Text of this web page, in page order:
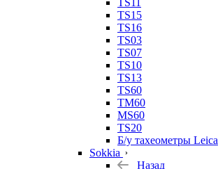
TS11
TS15
TS16
TS03
TS07
TS10
TS13
TS60
TM60
MS60
TS20
Б/у тахеометры Leica
Sokkia
Назад